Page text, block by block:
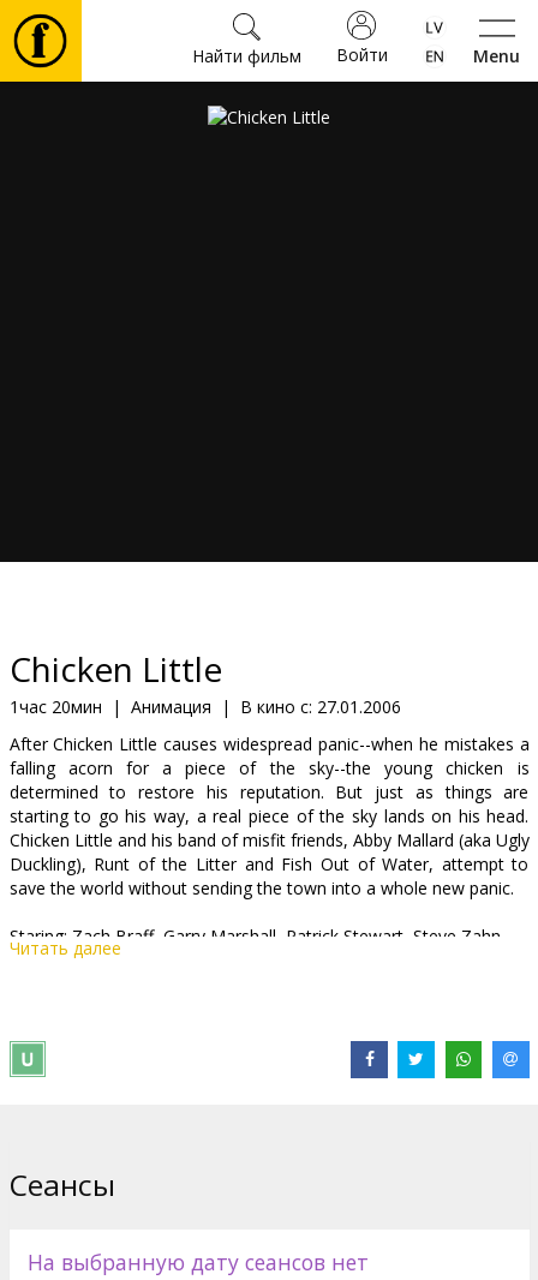
Menu
Войти
Найти фильм
Клуб
Chicken Little
1час 20мин | Анимация | В кино с: 27.01.2006
After Chicken Little causes widespread panic--when he mistakes a
falling acorn for a piece of the sky--the young chicken is
determined to restore his reputation. But just as things are
starting to go his way, a real piece of the sky lands on his head.
Chicken Little and his band of misfit friends, Abby Mallard (aka Ugly
Duckling), Runt of the Litter and Fish Out of Water, attempt to
save the world without sending the town into a whole new panic.
Staring: Zach Braff, Garry Marshall, Patrick Stewart, Steve Zahn.
Читать далее
Сеансы
На выбранную дату сеансов нет